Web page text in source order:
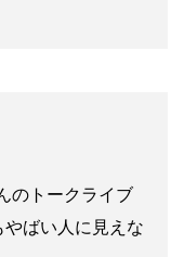
のトークライブ
ばい人に見えな